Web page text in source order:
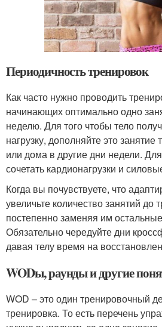
Периодичность тренировок
Как часто нужно проводить
начинающих оптимально одно
неделю. Для того чтобы тело
нагрузку, дополняйте это
или дома в другие дни недели.
сочетать кардионагрузки и
Когда вы почувствуете, что
увеличьте количество занятий до
постепенно заменяя им
Обязательно чередуйте дни
давая телу время на
WODы, раунды и другие
WOD – это один тренировочный
тренировка. То есть перечень